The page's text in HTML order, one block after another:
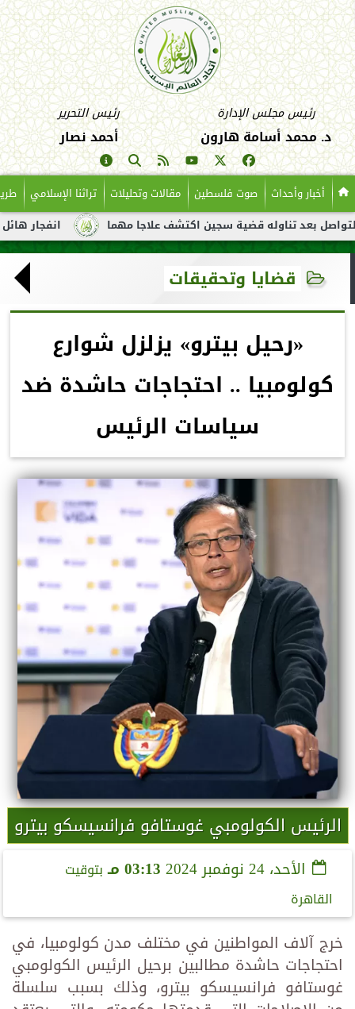
رئيس مجلس الإدارة
د. محمد أسامة هارون
رئيس التحرير
أحمد نصار
أخبار وأحداث صوت فلسطين مقالات وتحليلات تراثنا الإسلامي
انفجار هائل لناقلة تناوله قضية سجين اكتشف علاجا مهما
قضايا وتحقيقات
«رحيل بيترو» يزلزل شوارع
كولومبيا .. احتجاجات حاشدة ضد
سياسات الرئيس
الرئيس الكولومبي غوستافو فرانسيسكو بيترو
الأحد، 24 نوفمبر 2024 03:13 مـ
بتوقيت
القاهرة
خرج آلاف المواطنين في مختلف مدن كولومبيا، في
احتجاجات حاشدة مطالبين برحيل الرئيس الكولومبي
غوستافو فرانسيسكو بيترو، وذلك بسبب سلسلة